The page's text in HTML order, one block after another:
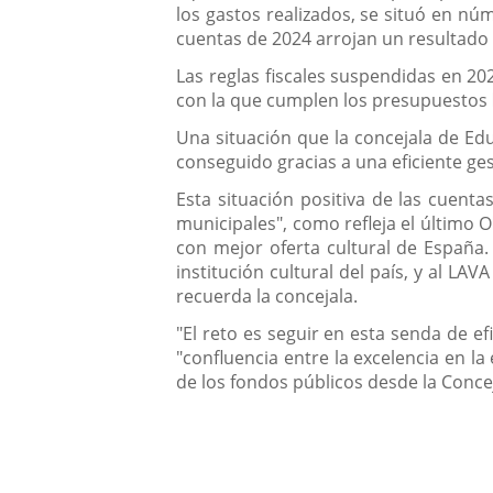
los gastos realizados, se situó en
cuentas de 2024 arrojan un
Las reglas fiscales suspendidas en
con la que cumplen los
Una situación que la concejala de
conseguido gracias a una eficiente
Esta situación positiva de las
municipales", como refleja el último
con mejor oferta cultural de
institución cultural del país, y al
recuerda la concejala.
"El reto es seguir en esta senda de
"confluencia entre la excelencia en
de los fondos públicos desde la